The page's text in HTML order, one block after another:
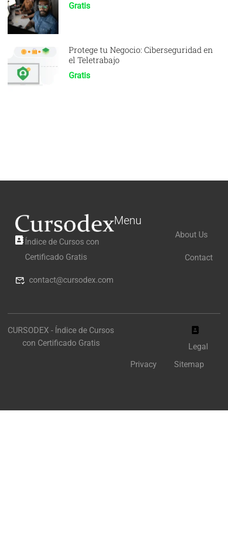
Gratis
Protege tu Negocio: Ciberseguridad en
el Teletrabajo
Gratis
Índice de Cursos con
Certificado Gratis
contact@cursodex.com
Menu
About Us
Contact
CURSODEX - Índice de Cursos
con Certificado Gratis
Legal
Privacy
Sitemap